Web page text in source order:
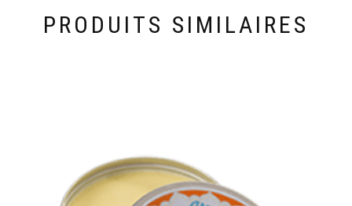
PRODUITS SIMILAIRES